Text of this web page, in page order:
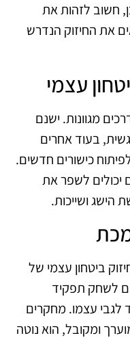
חשוב לזהות את
את החיזוק הנדרש
עצמי
מגוונות. ישנם
בעוד אחרים
כישורים חדשים.
יכולים לשפר את
הישג ושייכות.
ביטחון עצמי של
לשחק תפקיד
עצמו. מחקרים
ומקובל, הוא נוטה